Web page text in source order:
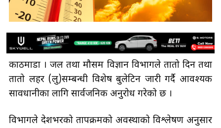
काठमाडौँ । जल तथा मौसम विज्ञान विभागले तातो दिन तथा
तातो लहर (लु)सम्बन्धी विशेष बुलेटिन जारी गर्दै आवश्यक
सावधानीका लागि सार्वजनिक अनुरोध गरेको छ ।
विभागले देशभरको तापक्रमको अवस्थाको विश्लेषण अनुसार